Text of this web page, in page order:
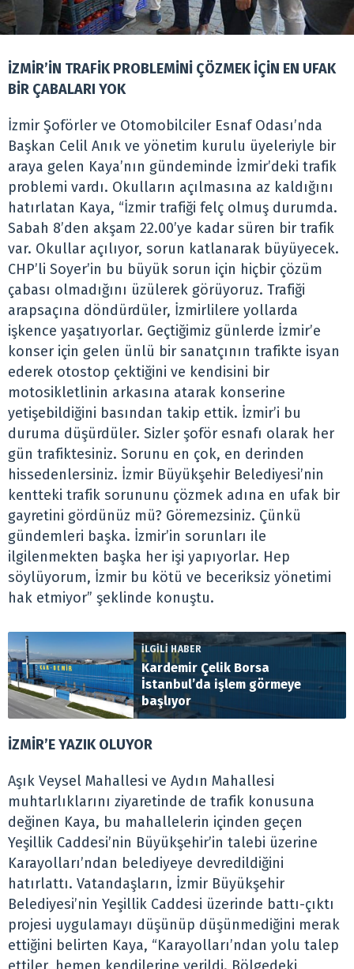
İZMİR’İN TRAFİK PROBLEMİNİ ÇÖZMEK İÇİN EN UFAK
BİR ÇABALARI YOK
İzmir Şoförler ve Otomobilciler Esnaf Odası’nda
Başkan Celil Anık ve yönetim kurulu üyeleriyle bir
araya gelen Kaya’nın gündeminde İzmir’deki trafik
problemi vardı. Okulların açılmasına az kaldığını
hatırlatan Kaya, “İzmir trafiği felç olmuş durumda.
Sabah 8’den akşam 22.00’ye kadar süren bir trafik
var. Okullar açılıyor, sorun katlanarak büyüyecek.
CHP’li Soyer’in bu büyük sorun için hiçbir çözüm
çabası olmadığını üzülerek görüyoruz. Trafiği
arapsaçına döndürdüler, İzmirlilere yollarda
işkence yaşatıyorlar. Geçtiğimiz günlerde İzmir’e
konser için gelen ünlü bir sanatçının trafikte isyan
ederek otostop çektiğini ve kendisini bir
motosikletlinin arkasına atarak konserine
yetişebildiğini basından takip ettik. İzmir’i bu
duruma düşürdüler. Sizler şoför esnafı olarak her
gün trafiktesiniz. Sorunu en çok, en derinden
hissedenlersiniz. İzmir Büyükşehir Belediyesi’nin
kentteki trafik sorununu çözmek adına en ufak bir
gayretini gördünüz mü? Göremezsiniz. Çünkü
gündemleri başka. İzmir’in sorunları ile
ilgilenmekten başka her işi yapıyorlar. Hep
söylüyorum, İzmir bu kötü ve beceriksiz yönetimi
hak etmiyor” şeklinde konuştu.
İLGİLİ HABER
Kardemir Çelik Borsa
İstanbul’da işlem görmeye
başlıyor
İZMİR’E YAZIK OLUYOR
Aşık Veysel Mahallesi ve Aydın Mahallesi
muhtarlıklarını ziyaretinde de trafik konusuna
değinen Kaya, bu mahallelerin içinden geçen
Yeşillik Caddesi’nin Büyükşehir’in talebi üzerine
Karayolları’ndan belediyeye devredildiğini
hatırlattı. Vatandaşların, İzmir Büyükşehir
Belediyesi’nin Yeşillik Caddesi üzerinde battı-çıktı
projesi uygulamayı düşünüp düşünmediğini merak
ettiğini belirten Kaya, “Karayolları’ndan yolu talep